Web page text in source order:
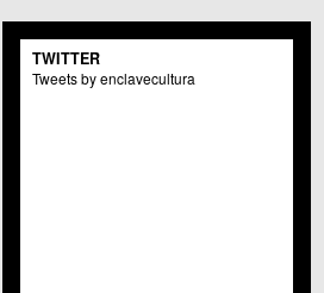
TWITTER
Tweets by enclavecultura